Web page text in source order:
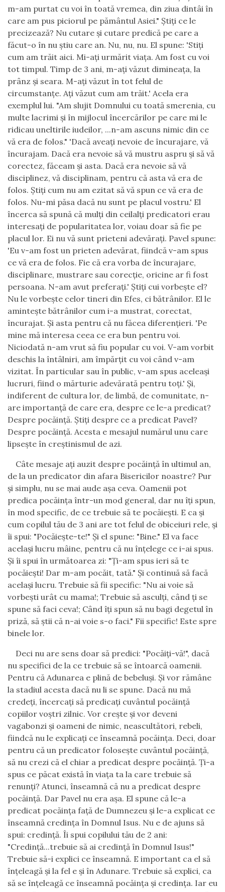
m-am purtat cu voi în toată vremea, din ziua dintâi în
care am pus piciorul pe pământul Asiei." Ştiţi ce le
precizează? Nu cutare şi cutare predică pe care a
făcut-o în nu ştiu care an. Nu, nu, nu. El spune: 'Stiţi
cum am trăit aici. Mi-aţi urmărit viaţa. Am fost cu voi
tot timpul. Timp de 3 ani, m-aţi văzut dimineaţa, la
prânz şi seara. M-aţi văzut în tot felul de
circumstanţe. Aţi văzut cum am trăit.' Acela era
exemplul lui. "Am slujit Domnului cu toată smerenia, cu
multe lacrimi şi în mijlocul încercărilor pe care mi le
ridicau uneltirile iudeilor, ...n-am ascuns nimic din ce
vă era de folos." 'Dacă aveaţi nevoie de încurajare, vă
încurajam. Dacă era nevoie să vă mustru aspru şi să vă
corectez, făceam şi asta. Dacă era nevoie să vă
disciplinez, vă disciplinam, pentru că asta vă era de
folos. Ştiţi cum nu am ezitat să vă spun ce vă era de
folos. Nu-mi păsa dacă nu sunt pe placul vostru.' El
încerca să spună că mulţi din ceilalţi predicatori erau
interesaţi de popularitatea lor, voiau doar să fie pe
placul lor. Ei nu vă sunt prieteni adevăraţi. Pavel spune:
'Eu v-am fost un prieten adevărat, fiindcă v-am spus
ce vă era de folos. Fie că era vorba de încurajare,
disciplinare, mustrare sau corecţie, oricine ar fi fost
persoana. N-am avut preferaţi.' Ştiţi cui vorbeşte el?
Nu le vorbeşte celor tineri din Efes, ci bătrânilor. El le
aminteşte bătrânilor cum i-a mustrat, corectat,
încurajat. Şi asta pentru că nu făcea diferenţieri. 'Pe
mine mă interesa ceea ce era bun pentru voi.
Niciodată n-am vrut să fiu popular cu voi. V-am vorbit
deschis la întâlniri, am împărţit cu voi când v-am
vizitat. În particular sau în public, v-am spus aceleaşi
lucruri, fiind o mărturie adevărată pentru toţi.' Şi,
indiferent de cultura lor, de limbă, de comunitate, n-
are importanţă de care era, despre ce le-a predicat?
Despre pocăinţă. Ştiţi despre ce a predicat Pavel?
Despre pocăinţă. Acesta e mesajul numărul unu care
lipseşte în creştinismul de azi.
Câte mesaje aţi auzit despre pocăinţă în ultimul an,
de la un predicator din afara Bisericilor noastre? Pur
şi simplu, nu se mai aude aşa ceva. Oamenii pot
predica pocăinţa într-un mod general, dar nu îţi spun,
în mod specific, de ce trebuie să te pocăieşti. E ca şi
cum copilul tău de 3 ani are tot felul de obiceiuri rele, şi
îi spui: "Pocăieşte-te!" Şi el spune: "Bine." El va face
acelaşi lucru mâine, pentru că nu înţelege ce i-ai spus.
Şi îi spui în următoarea zi: "Ţi-am spus ieri să te
pocăieşti! Dar m-am pocăit, tată." Şi continuă să facă
acelaşi lucru. Trebuie să fii specific: "Nu ai voie să
vorbeşti urât cu mama!; Trebuie să asculţi, când ţi se
spune să faci ceva!; Când îţi spun să nu bagi degetul în
priză, să ştii că n-ai voie s-o faci." Fii specific! Este spre
binele lor.
Deci nu are sens doar să predici: "Pocăiţi-vă!", dacă
nu specifici de la ce trebuie să se întoarcă oamenii.
Pentru că Adunarea e plină de bebeluşi. Şi vor rămâne
la stadiul acesta dacă nu li se spune. Dacă nu mă
credeţi, încercaţi să predicaţi cuvântul pocăinţă
copiilor voştri zilnic. Vor creşte şi vor deveni
vagabonzi şi oameni de nimic, neascultători, rebeli,
fiindcă nu le explicaţi ce înseamnă pocăinţa. Deci, doar
pentru că un predicator foloseşte cuvântul pocăinţă,
să nu crezi că el chiar a predicat despre pocăinţă. Ţi-a
spus ce păcat există în viaţa ta la care trebuie să
renunţi? Atunci, înseamnă că nu a predicat despre
pocăinţă. Dar Pavel nu era aşa. El spune că le-a
predicat pocăinţa faţă de Dumnezeu şi le-a explicat ce
înseamnă credinţa în Domnul Isus. Nu e de ajuns să
spui: credinţă. Îi spui copilului tău de 2 ani:
"Credinţă...trebuie să ai credinţă în Domnul Isus!"
Trebuie să-i explici ce înseamnă. E important ca el să
înţeleagă şi la fel e şi în Adunare. Trebuie să explici, ca
să se înţeleagă ce înseamnă pocăinţa şi credinţa. Iar eu